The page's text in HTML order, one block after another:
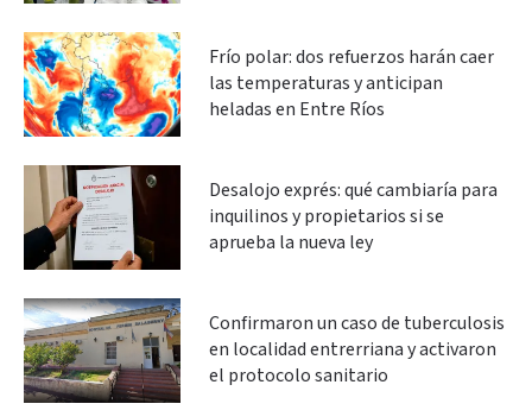
Frío polar: dos refuerzos harán caer
las temperaturas y anticipan
heladas en Entre Ríos
Desalojo exprés: qué cambiaría para
inquilinos y propietarios si se
aprueba la nueva ley
Confirmaron un caso de tuberculosis
en localidad entrerriana y activaron
el protocolo sanitario